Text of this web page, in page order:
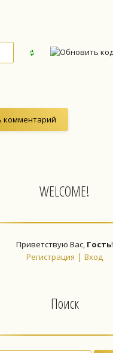
WELCOME!
Приветствую Вас, Гость!
Регистрация | Вход
Поиск